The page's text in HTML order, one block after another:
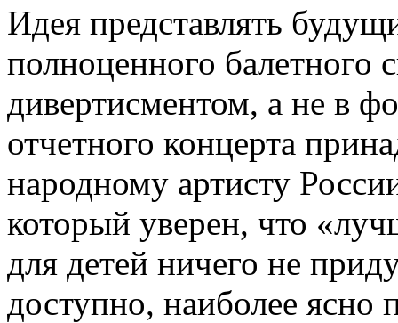
Идея представлять
полноценного балетного
дивертисментом, а не в
отчетного концерта
народному артисту
который уверен, что
для детей ничего не
доступно, наиболее ясно